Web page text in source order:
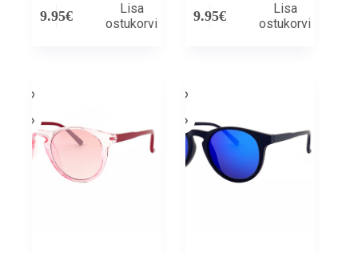
9.95€
Lisa
ostukorvi
9.95€
Lisa
ostukorvi